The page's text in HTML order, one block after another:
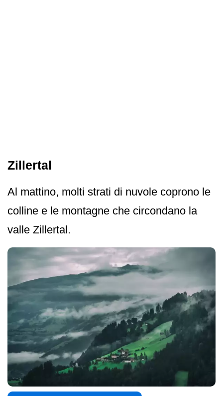
Zillertal
Al mattino, molti strati di nuvole coprono le
colline e le montagne che circondano la
valle Zillertal.